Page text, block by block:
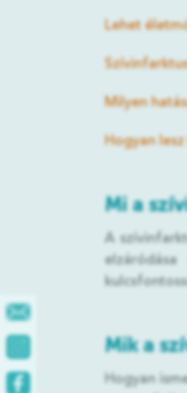
Lehet
Milyen
Hogyan
Mi a
A
Mik a
Hogyan